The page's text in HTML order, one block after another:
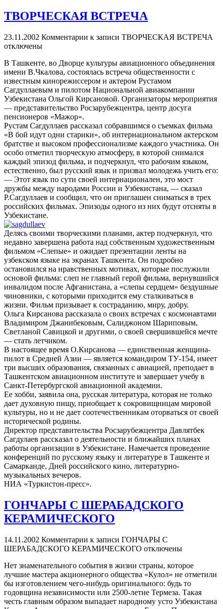
ТВОРЧЕСКАЯ ВСТРЕЧА
23.11.2002 Комментарии к записи ТВОРЧЕСКАЯ ВСТРЕЧА
отключены
В Ташкенте, во Дворце культуры авиационного объединения
имени В.Чкалова, состоялась встреча общественности с
известным кинорежиссером и актером Рустамом
Сагдуллаевым и пилотом Национальной авиакомпании
Узбекистана Ольгой Кирсановой. Организаторы мероприятия
— представительство Росзарубежцентра, центр досуга
пенсионеров «Мажор».
Рустам Сагдуллаев рассказал собравшимся о съемках фильма
«В бой идут одни старики», об интернациональном актерском
братстве и высоком профессионализме каждого участника. Он
особо отметил творческую атмосферу, в которой снимался
каждый эпизод фильма, и подчеркнул, что рабочим языком,
естественно, был русский язык и призвал молодежь учить его:
— Этот язык по сути своей интернационален, это мост
дружбы между народами России и Узбекистана, — сказал
Р.Сагдуллаев и сообщил, что он приглашен сниматься в трех
российских фильмах. Эпизоды одного из них будут отсняты в
Узбекистане.
Делясь своими творческими планами, актер подчеркнул, что
недавно завершена работа над собственным художественным
фильмом «Слепые» и ожидает презентации ленты на
узбекском языке на экранах Ташкента. Он подробно
остановился на нравственных мотивах, которые послужили
основой фильма: слеп не главный герой фильма, вернувшийся
инвалидом после Афганистана, а «слепы сердцем» бездушные
чиновники, с которыми приходится ему сталкиваться в
жизни. Фильм призывает к состраданию, миру, добру.
Ольга Кирсанова рассказала о своих встречах с космонавтами
Владимиром Джанибековым, Салиджоном Шариповым,
Светланой Савицкой и другими, о своей свершившейся мечте
— стать летчиком.
В настоящее время О.Кирсанова — единственная женщина-
пилот в Средней Азии — является командиром ТУ-154, имеет
три высших образования, связанных с авиацией, преподает в
Ташкентском авиационном институте и завершает учебу в
Санкт-Петербургской авиационной академии.
Ее хобби, заявила она, русская литература, которая не только
дает духовную пищу, приобщает к сокровищницам мировой
культуры, но и не дает соотечественникам оторваться от своей
исторической родины.
Директор представительства Росзарубежцентра Давлятбек
Сагдулаев рассказал о деятельности и ближайших планах
работы организации в Узбекистане. Намечается проведение
конференций по русскому языку и литературе в Ташкенте и
Самарканде, Дней российского кино, литературно-
музыкальных вечеров.
НИА «Туркистон-пресс».
ГОНЧАРЫ С ШЕРАБАДСКОГО
КЕРАМИЧЕСКОГО
14.11.2002 Комментарии к записи ГОНЧАРЫ С
ШЕРАБАДСКОГО КЕРАМИЧЕСКОГО отключены
Нет знаменательного события в жизни страны, которое
лучшие мастера акционерного общества «Кулол» не отметили
бы изготовлением чего-нибудь оригинального: будь то
годовщина независимости или 2500-летие Термеза. Такая
честь главным образом выпадает народному усто Узбекистана